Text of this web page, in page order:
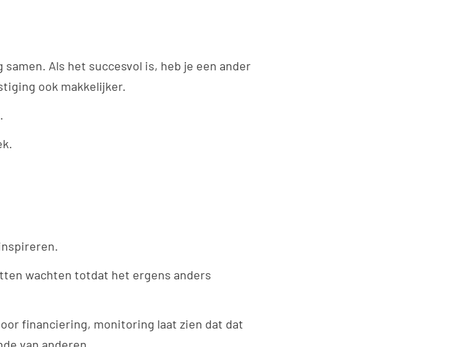
Als het succesvol is, heb je een ander
ook makkelijker.
wachten totdat het ergens anders
financiering, monitoring laat zien dat dat